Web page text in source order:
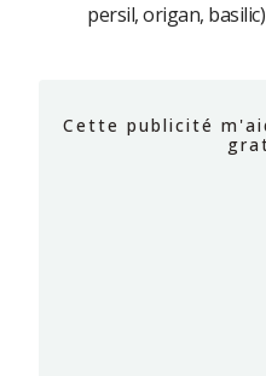
persil, origan, basilic)